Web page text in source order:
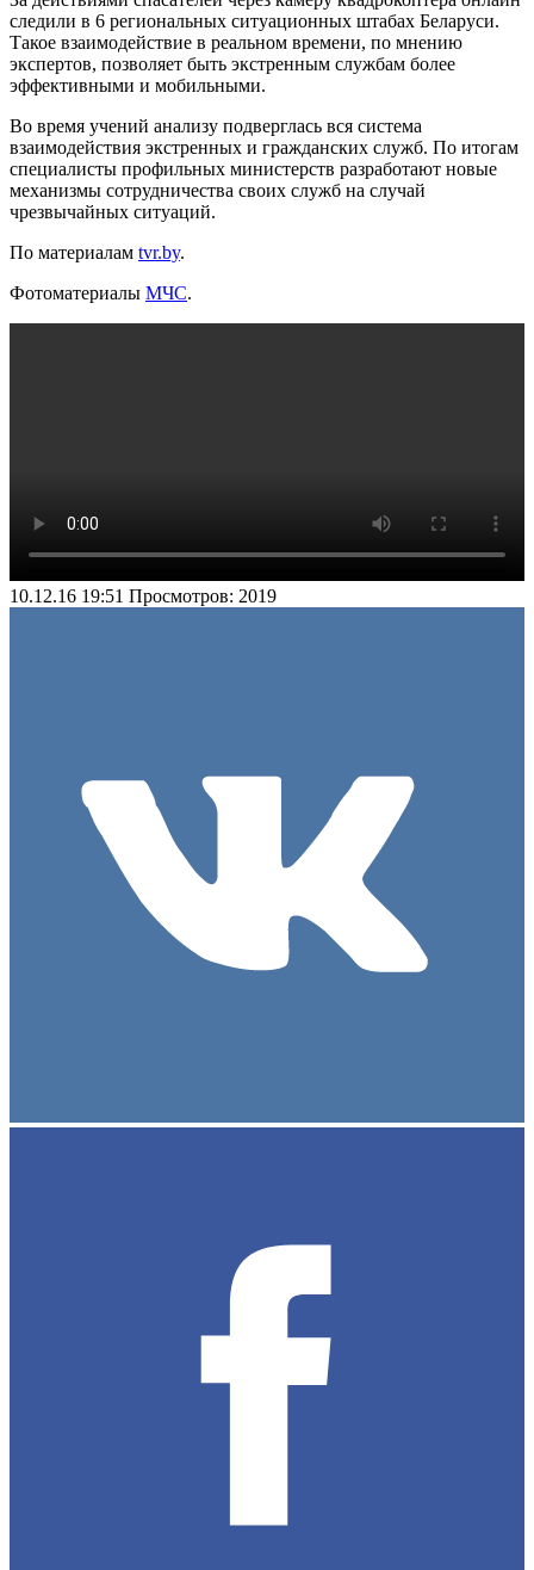
следили в 6 региональных ситуационных штабах Беларуси.
Такое взаимодействие в реальном времени, по мнению
экспертов, позволяет быть экстренным службам более
эффективными и мобильными.
Во время учений анализу подверглась вся система
взаимодействия экстренных и гражданских служб. По итогам
специалисты профильных министерств разработают новые
механизмы сотрудничества своих служб на случай
чрезвычайных ситуаций.
По материалам tvr.by.
Фотоматериалы МЧС.
10.12.16 19:51 Просмотров: 2019